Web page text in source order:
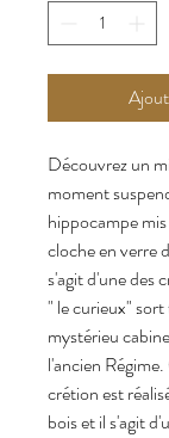
Découvrez un
moment
hippocampe
cloche en verre
s'agit d'une des
" le curieux"
mystérieu
l'ancien
crétion est
bois et il s'agit